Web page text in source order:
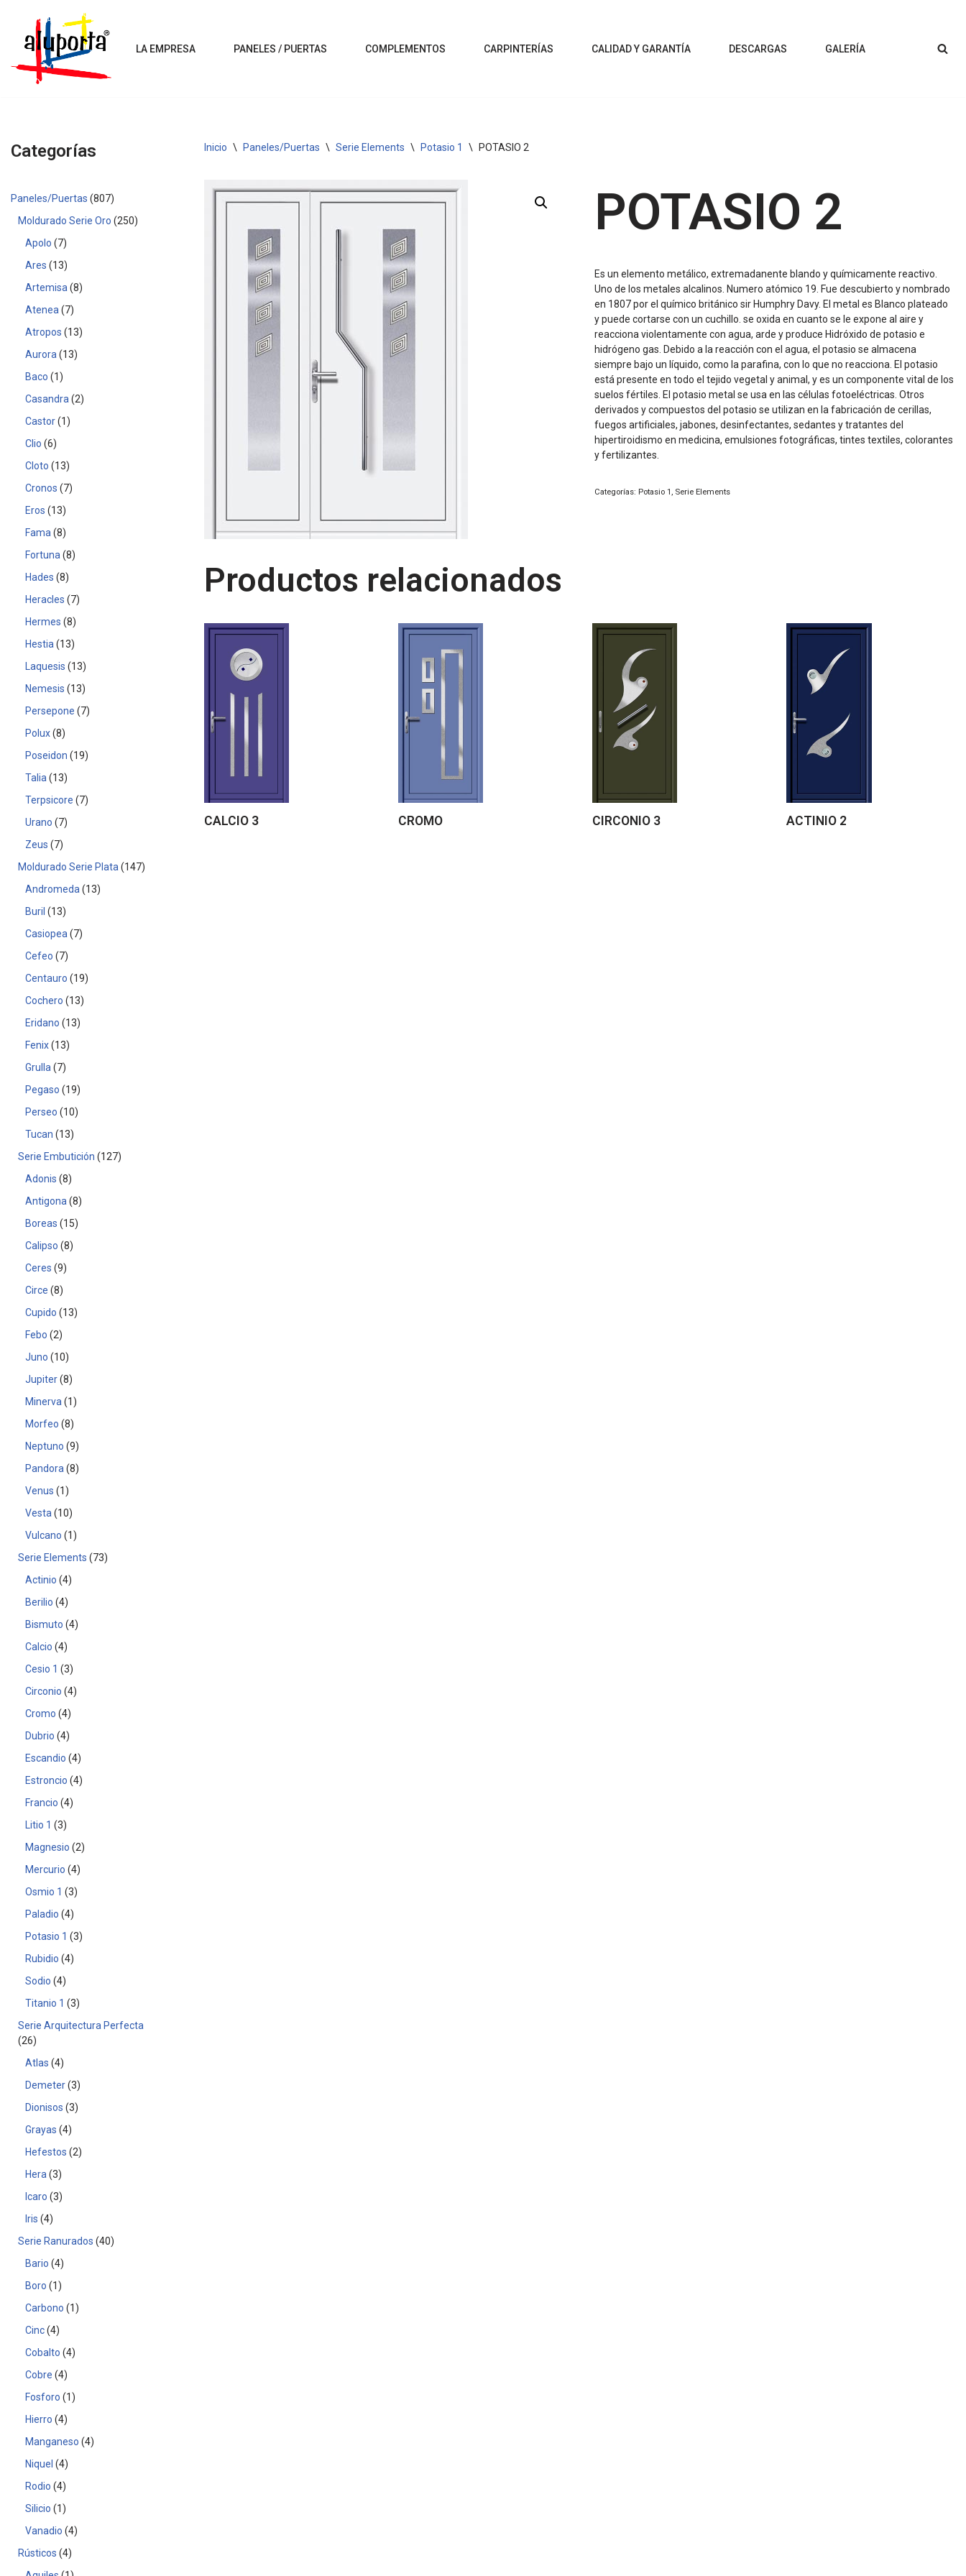
Saltar
contenido
LA EMPRESA PANELES / PUERTAS COMPLEMENTOS CARPINTERÍAS CALIDAD Y GARANTÍA DESCARGAS GALERÍA
Categorías
Paneles/Puertas 807
Moldurado Serie Oro 250
Apolo
7
Ares
13
Artemisa 8
Atenea
7
Atropos
13
Aurora
13
Baco
1
Casandra 2
Castor 1
Clio 6
Cloto
13
Cronos
7
Eros
13
Fama 8
Fortuna 8
Hades 8
Heracles
7
Hermes 8
Hestia
13
Laquesis
13
Nemesis
13
Persepone
7
Polux 8
Poseidon
19
Talia
13
Terpsicore
7
Urano
7
Zeus
7
Moldurado Serie Plata
147
Andromeda
13
Buril
13
Casiopea
7
Cefeo
7
Centauro
19
Cochero
13
Eridano
13
Fenix 13
Grulla
7
Pegaso
19
Perseo
10
Tucan
13
Serie Embutición
127
Adonis 8
Antigona 8
Boreas
15
Calipso 8
Ceres 9
Circe 8
Cupido
13
Febo 2
Juno
10
Jupiter 8
Minerva
1
Morfeo 8
Neptuno 9
Pandora 8
Venus
1
Vesta
10
Vulcano
1
Serie Elements
73
Actinio 4
Berilio 4
Bismuto 4
Calcio 4
Cesio 1
3
Circonio 4
Cromo 4
Dubrio 4
Escandio 4
Estroncio 4
Francio 4
Litio 1
3
Magnesio 2
Mercurio 4
Osmio 1
3
Paladio 4
Potasio 1
3
Rubidio 4
Sodio 4
Titanio 1
3
Serie Arquitectura Perfecta
26
Atlas 4
Demeter 3
Dionisos 3
Grayas 4
Hefestos 2
Hera 3
Icaro 3
Iris 4
Serie Ranurados 40
Bario 4
Boro
1
Carbono
1
Cinc 4
Cobalto 4
Cobre 4
Fosforo
1
Hierro 4
Manganeso 4
Niquel
4
Rodio 4
Silicio
1
Vanadio 4
Rústicos 4
Inicio \ Paneles/Puertas \ Serie Elements \ Potasio 1 \ POTASIO 2
POTASIO 2
Es un elemento metálico, extremadanente blando y químicamente reactivo.
Uno de los metales alcalinos. Numero atómico 19. Fue descubierto y nombrado
en 1807 por el químico británico sir Humphry Davy. El metal es Blanco plateado
y puede cortarse con un cuchillo. se oxida en cuanto se le expone al aire y
reacciona violentamente con agua, arde y produce Hidróxido de potasio e
hidrógeno gas. Debido a la reacción con el agua, el potasio se almacena
siempre bajo un líquido, como la parafina, con lo que no reacciona. El potasio
está presente en todo el tejido vegetal y animal, y es un componente vital de los
suelos fértiles. El potasio metal se usa en las células fotoeléctricas. Otros
derivados y compuestos del potasio se utilizan en la fabricación de cerillas,
fuegos artificiales, jabones, desinfectantes, sedantes y tratantes del
hipertiroidismo en medicina, emulsiones fotográficas, tintes textiles, colorantes
y fertilizantes.
Categorías: Potasio 1 , Serie Elements
Productos relacionados
CALCIO 3 CROMO CIRCONIO 3 ACTINIO 2